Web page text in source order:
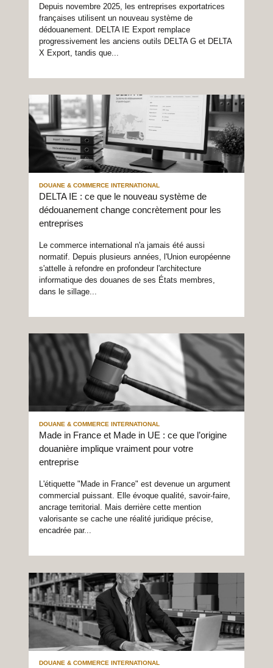
Depuis novembre 2025, les entreprises exportatrices
françaises utilisent un nouveau système de
dédouanement. DELTA IE Export remplace
progressivement les anciens outils DELTA G et DELTA
X Export, tandis que...
DOUANE & COMMERCE INTERNATIONAL
DELTA IE : ce que le nouveau système de
dédouanement change concrètement pour les
entreprises
Le commerce international n'a jamais été aussi
normatif. Depuis plusieurs années, l'Union européenne
s'attelle à refondre en profondeur l'architecture
informatique des douanes de ses États membres,
dans le sillage...
DOUANE & COMMERCE INTERNATIONAL
Made in France et Made in UE : ce que l’origine
douanière implique vraiment pour votre
entreprise
L'étiquette "Made in France" est devenue un argument
commercial puissant. Elle évoque qualité, savoir-faire,
ancrage territorial. Mais derrière cette mention
valorisante se cache une réalité juridique précise,
encadrée par...
DOUANE & COMMERCE INTERNATIONAL